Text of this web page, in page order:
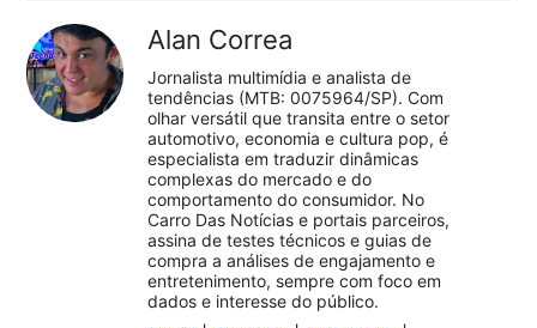
Alan Correa
Jornalista multimídia e analista de
tendências (MTB: 0075964/SP). Com
olhar versátil que transita entre o setor
automotivo, economia e cultura pop, é
especialista em traduzir dinâmicas
complexas do mercado e do
comportamento do consumidor. No
Carro Das Notícias e portais parceiros,
assina de testes técnicos e guias de
compra a análises de engajamento e
entretenimento, sempre com foco em
dados e interesse do público.